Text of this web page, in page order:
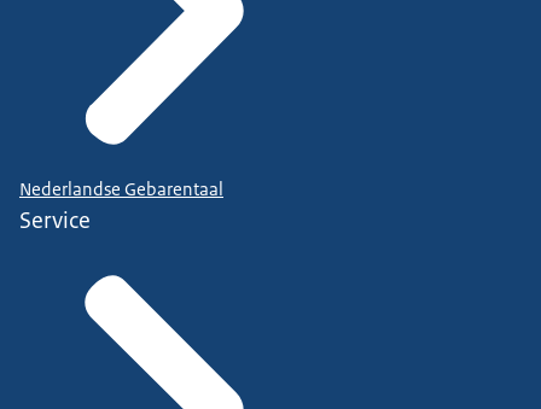
Nederlandse Gebarentaal
Service